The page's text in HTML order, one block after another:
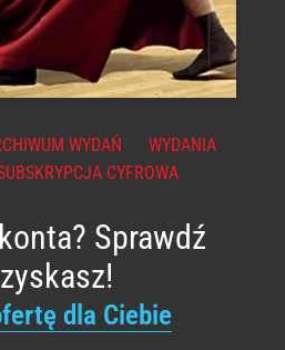
WYDAŃ
WYDANIA
CYFROWA
Sprawdź
dla Ciebie